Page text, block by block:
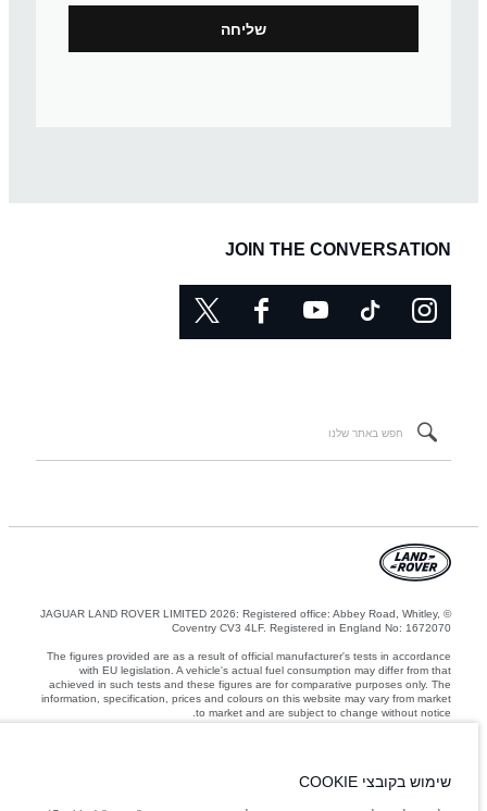
JOIN THE CONVERSATION
© JAGUAR LAND ROVER LIMITED 2026: Registered office: Abbey Road, Whitley,
Coventry CV3 4LF. Registered in England No: 1672070
The figures provided are as a result of official manufacturer's tests in accordance
with EU legislation. A vehicle's actual fuel consumption may differ from that
achieved in such tests and these figures are for comparative purposes only. The
information, specification, prices and colours on this website may vary from market
to market and are subject to change without notice.
שימוש בקובצי COOKIE